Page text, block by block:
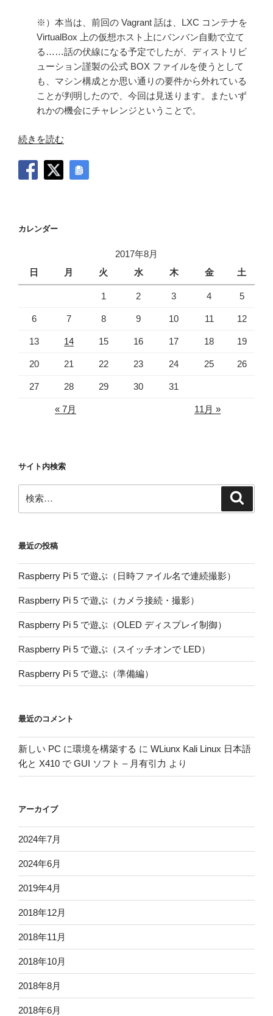
※）本当は、前回の Vagrant 話は、LXC コンテナを
VirtualBox 上の仮想ホスト上にバンバン自動で立て
る……話の伏線になる予定でしたが、ディストリビ
ューション謹製の公式 BOX ファイルを使うとして
も、マシン構成とか思い通りの要件から外れている
ことが判明したので、今回は見送ります。またいず
れかの機会にチャレンジということで。
“LXD
お
気
試
続きを読む
カレンダー
2017年8月
日
月 火 水 木 金 土
1 2 3 4 5
6 7 8 9 10 11 12
13 14 15 16 17 18 19
20 21 22 23 24 25 26
27 28 29 30 31
« 7月 11月 »
サイト内検索
索:
最近の投稿
Raspberry Pi 5 で遊ぶ（日時ファイル名で連続撮影）
Raspberry Pi 5 で遊ぶ（カメラ接続・撮影）
Raspberry Pi 5 で遊ぶ（OLED ディスプレイ制御）
Raspberry Pi 5 で遊ぶ（スイッチオンで LED）
Raspberry Pi 5 で遊ぶ（準備編）
最近のコメント
新しい PC に環境を構築する に WLiunx Kali Linux 日本語
化と X410 で GUI ソフト – 月有引力 より
アーカイブ
2024年7月
2024年6月
2019年4月
2018年12月
2018年11月
2018年10月
2018年8月
2018年6月